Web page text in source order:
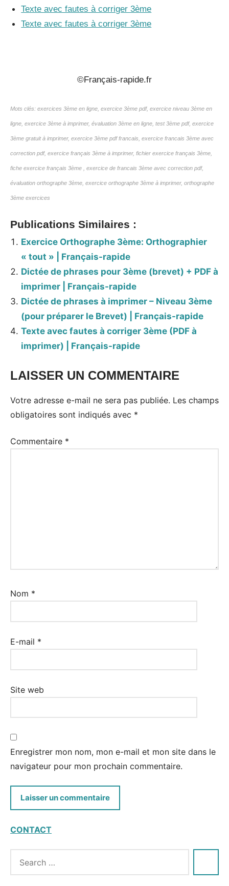
Texte avec fautes à corriger 3ème
Texte avec fautes à corriger 3ème
©Français-rapide.fr
Mots clés: exercices 3ème en ligne, exercice 3ème pdf, exercice niveau 3ème en
ligne, exercice 3ème à imprimer, évaluation 3ème en ligne, test 3ème pdf, exercice
3ème gratuit à imprimer, exercice 3ème pdf francais, exercice francais 3ème avec
correction pdf, exercice français 3ème à imprimer, fichier exercice français 3ème,
fiche exercice français 3ème , exercice de francais 3ème avec correction pdf,
évaluation orthographe 3ème, exercice orthographe 3ème à imprimer, orthographe
3ème exercices
Publications Similaires :
Exercice Orthographe 3ème: Orthographier
« tout » | Français-rapide
Dictée de phrases pour 3ème (brevet) + PDF à
imprimer | Français-rapide
Dictée de phrases à imprimer – Niveau 3ème
(pour préparer le Brevet) | Français-rapide
Texte avec fautes à corriger 3ème (PDF à
imprimer) | Français-rapide
LAISSER UN COMMENTAIRE
Votre adresse e-mail ne sera pas publiée. Les champs
obligatoires sont indiqués avec *
Commentaire *
Nom *
E-mail *
Site web
Enregistrer mon nom, mon e-mail et mon site dans le
navigateur pour mon prochain commentaire.
CONTACT